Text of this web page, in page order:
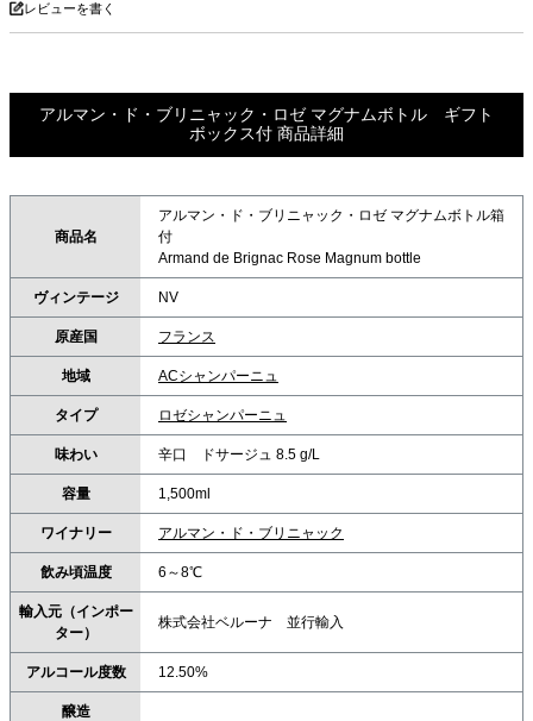
レビューを書く
アルマン・ド・ブリニャック・ロゼ マグナムボトル ギフト
ボックス付 商品詳細
商品名
アルマン・ド・ブリニャック・ロゼ マグナムボトル箱
付
Armand de Brignac Rose Magnum bottle
ヴィンテージ NV
原産国 フランス
地域 ACシャンパーニュ
タイプ ロゼシャンパーニュ
味わい 辛口 ドサージュ 8.5 g/L
容量 1,500ml
ワイナリー アルマン・ド・ブリニャック
飲み頃温度 6～8℃
輸入元（インポー
ター）
株式会社ベルーナ 並行輸入
アルコール度数 12.50%
醸造